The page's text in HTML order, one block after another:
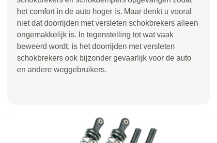
het comfort in de auto hoger is. Maar denkt u vooral
niet dat doorrijden met versleten schokbrekers alleen
ongemakkelijk is. In tegenstelling tot wat vaak
beweerd wordt, is het doorrijden met versleten
schokbrekers ook bijzonder gevaarlijk voor de auto
en andere weggebruikers.